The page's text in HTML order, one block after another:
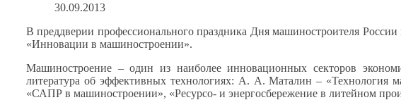
30.09.2013
В преддверии профессионального праздника Дня машиностроителя России
«Инновации в машиностроении».
Машиностроение – один из наиболееинновационных секторов
литература об эффективныхтехнологиях: А. А. Маталин – «Технология
«САПР в машиностроении», «Ресурсо- и энергосбережение в литейном